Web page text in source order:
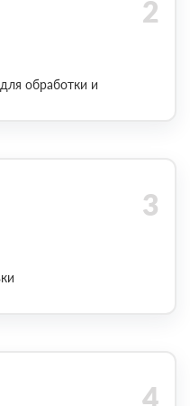
обработки и